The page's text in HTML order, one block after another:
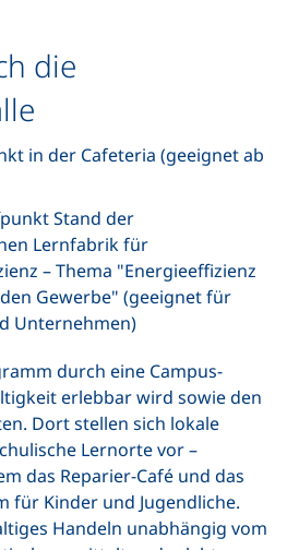
die
in der Cafeteria (geeignet ab
Stand der
Lernfabrik für
– Thema "Energieeffizienz
Gewerbe" (geeignet für
Unternehmen)
durch eine Campus-
erlebbar wird sowie den
Dort stellen sich lokale
Lernorte vor –
das Reparier-Café und das
für Kinder und Jugendliche.
Handeln unabhängig vom